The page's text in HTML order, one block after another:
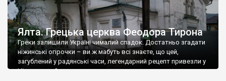
Ялта. Грецька церква Феодора Тирона
Греки залишили Україні чималий спадок. Достатньо згадати
ніжинські огірочки – ви ж мабуть всі знаєте, що цей,
загублений у радянські часи, легендарний рецепт привезли у
Ніжин греки?